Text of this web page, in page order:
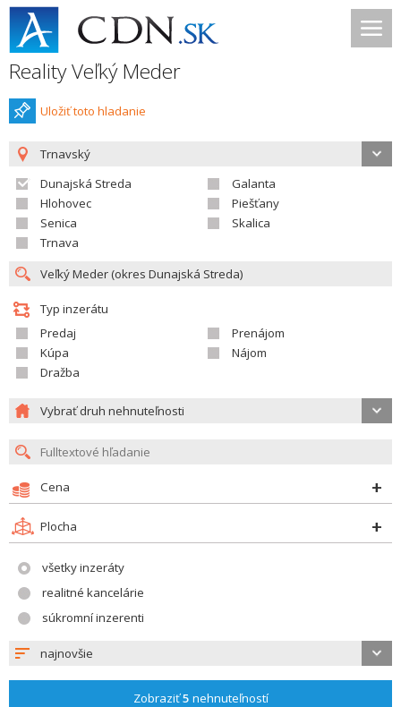
Reality Veľký Meder
Uložiť toto hladanie
Trnavský
Dunajská Streda
Galanta
Hlohovec
Piešťany
Senica
Skalica
Trnava
Typ inzerátu
Predaj
Prenájom
Kúpa
Nájom
Dražba
Vybrať druh nehnuteľnosti
Cena
Plocha
všetky inzeráty
realitné kancelárie
súkromní inzerenti
najnovšie
Zobraziť5 nehnuteľností